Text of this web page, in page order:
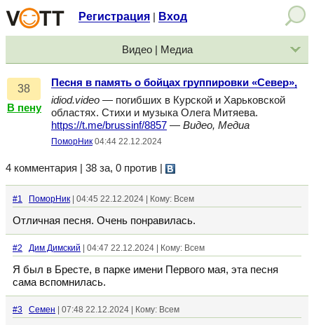
Регистрация Вход
Видео | Медиа
38
В пену
Песня в память о бойцах группировки «Север»,
idiod.video — погибших в Курской и Харьковской
областях. Стихи и музыка Олега Митяева.
https://t.me/brussinf/8857 — Видео, Медиа
ПоморНик 04:44 22.12.2024
4 комментария | 38 за, 0 против
#1 ПоморНик | 04:45 22.12.2024 | Кому: Всем
Отличная песня. Очень понравилась.
#2 Дим Димский | 04:47 22.12.2024 | Кому: Всем
Я был в Бресте, в парке имени Первого мая, эта песня
сама вспомнилась.
#3 Семен | 07:48 22.12.2024 | Кому: Всем